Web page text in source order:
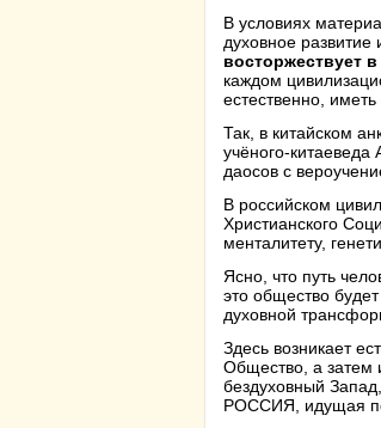
В условиях
духовное развитие
восторжествует
каждом
естественно,
Так, в китайском
учёного-
даосов с
В российском
Христианского
менталитету,
Ясно, что путь
это общество
духовной
Здесь возникает
Общество, а затем
бездуховный
РОССИЯ, идущая